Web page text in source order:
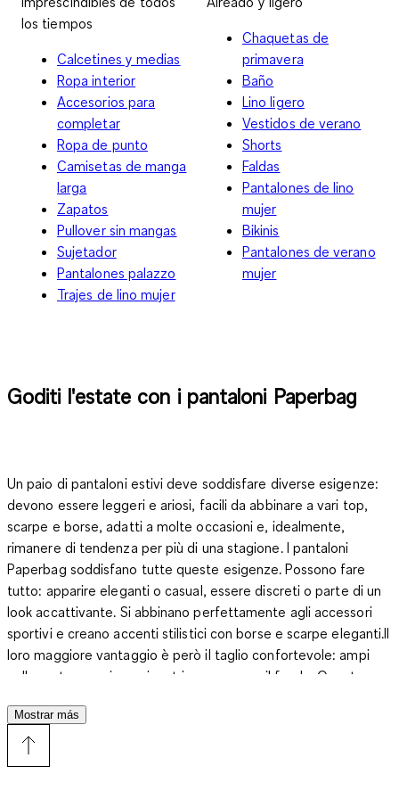
los tiempos
Calcetines y medias
Ropa interior
Accesorios para
completar
Ropa de punto
Camisetas de manga
larga
Zapatos
Pullover sin mangas
Sujetador
Pantalones palazzo
Trajes de lino mujer
Chaquetas de
primavera
Baño
Lino ligero
Vestidos de verano
Shorts
Faldas
Pantalones de lino
mujer
Bikinis
Pantalones de verano
mujer
Goditi l'estate con i pantaloni Paperbag
Un paio di pantaloni estivi deve soddisfare diverse esigenze:
devono essere leggeri e ariosi, facili da abbinare a vari top,
scarpe e borse, adatti a molte occasioni e, idealmente,
rimanere di tendenza per più di una stagione. I pantaloni
Paperbag soddisfano tutte queste esigenze. Possono fare
tutto: apparire eleganti o casual, essere discreti o parte di un
look accattivante. Si abbinano perfettamente agli accessori
sportivi e creano accenti stilistici con borse e scarpe eleganti.Il
loro maggiore vantaggio è però il taglio confortevole: ampi
nella parte superiore, si restringono verso il fondo. Questo
rotondità. Non è necessario chiederti se i pantaloni Paperbag
si adattano alla tua figura: la risposta è sì, promesso.
Mostrar más